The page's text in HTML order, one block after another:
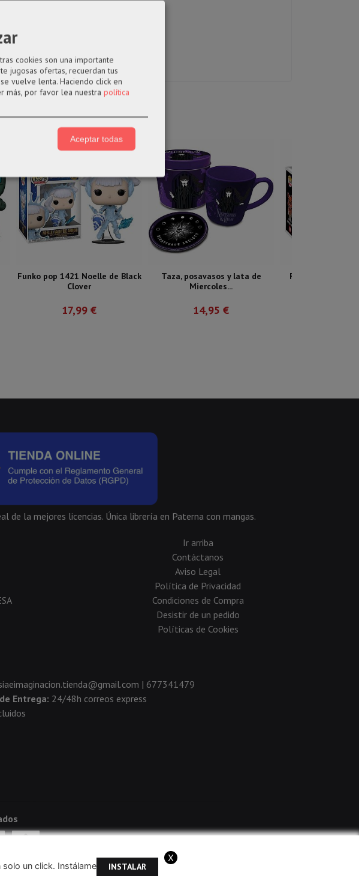
Funko pop 1421 Noelle de Black
Clover
17,99 €
Taza, posavasos y lata de
Miercoles...
14,95 €
Funko pop 109
de la mejores licencias. Única librería en Paterna con mangas.
Ir arriba
Contáctanos
Aviso Legal
Política de Privacidad
Condiciones de Compra
Desistir de un pedido
Políticas de Cookies
| 677341479
Entrega: 24/48h correos express
un click. Instálame INSTALAR
X
cookies son una importante
jugosas ofertas, recuerdan tus
vuelve lenta. Haciendo click en
más, por favor lea nuestra política
Aceptar todas